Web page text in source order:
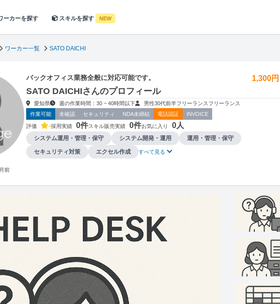
ーカーを探す スキルを探す NEW
ワーカー一覧 SATO DAICHI
前
バックオフィス業務全般に対応可能です。 1,300
SATO DAICHIさんのプロフィール
愛知県 週の作業時間：30 ~ 40時間以下 男性30代前半フリーランス フリーランス
作業可能
未確認 セキュリティ NDA未締結 電話認証 INVOICE
評価 -採用実績 0件スキル販売実績 0件お気に入り 0人
システム運用・管理・保守 システム開発・運用
運用・管理・保守
セキュリティ対策
エクセル作成 すべて見る